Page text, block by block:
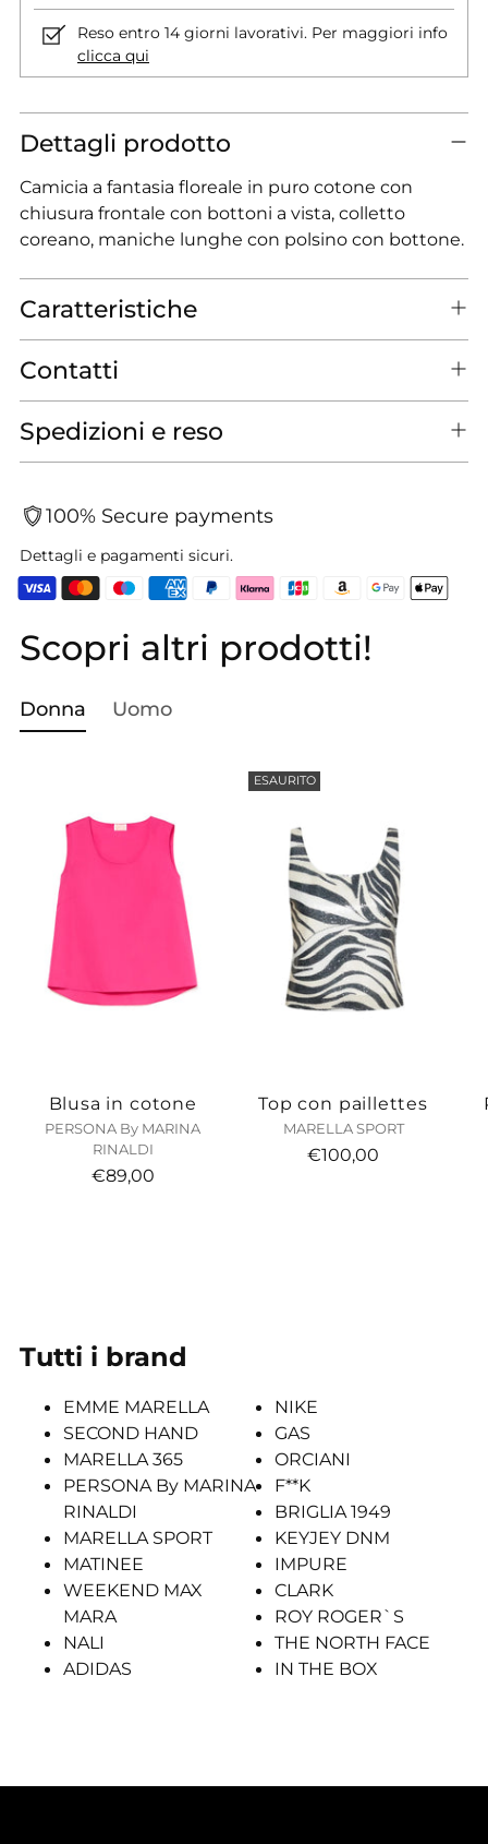
Reso entro 14 giorni lavorativi. Per maggiori info
clicca qui
Dettagli prodotto
Camicia a fantasia floreale in puro cotone con
chiusura frontale con bottoni a vista, colletto
coreano, maniche lunghe con polsino con bottone.
Caratteristiche
Contatti
Spedizioni e reso
100% Secure payments
Dettagli e pagamenti sicuri.
Aggiungere
un
al
Scopri altri prodotti!
Donna Uomo
Blusa in cotone
PERSONA By MARINA
RINALDI
€89,00
ESAURITO
Top con paillettes
MARELLA SPORT
€100,00
Tutti i brand
EMME MARELLA
SECOND HAND
MARELLA 365
PERSONA By MARINA
RINALDI
MARELLA SPORT
MATINEE
WEEKEND MAX
MARA
NALI
ADIDAS
NIKE
GAS
ORCIANI
F**K
BRIGLIA 1949
KEYJEY DNM
IMPURE
CLARK
ROY ROGER`S
THE NORTH FACE
IN THE BOX